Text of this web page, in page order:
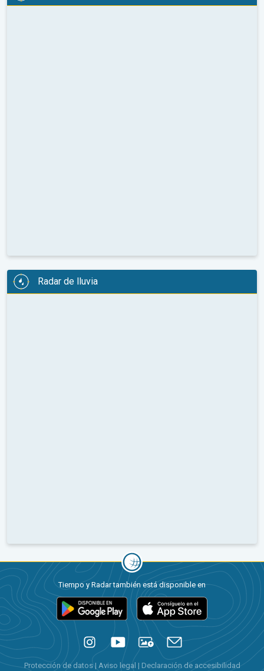
Radar de lluvia
Tiempo y Radar también está disponible en
Protección de datos| Aviso legal | Declaración de accesibilidad